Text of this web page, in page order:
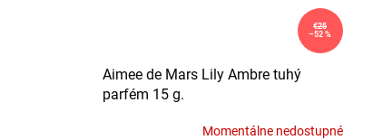
€25
–52 %
Aimee de Mars Lily Ambre tuhý
parfém 15 g.
Momentálne nedostupné